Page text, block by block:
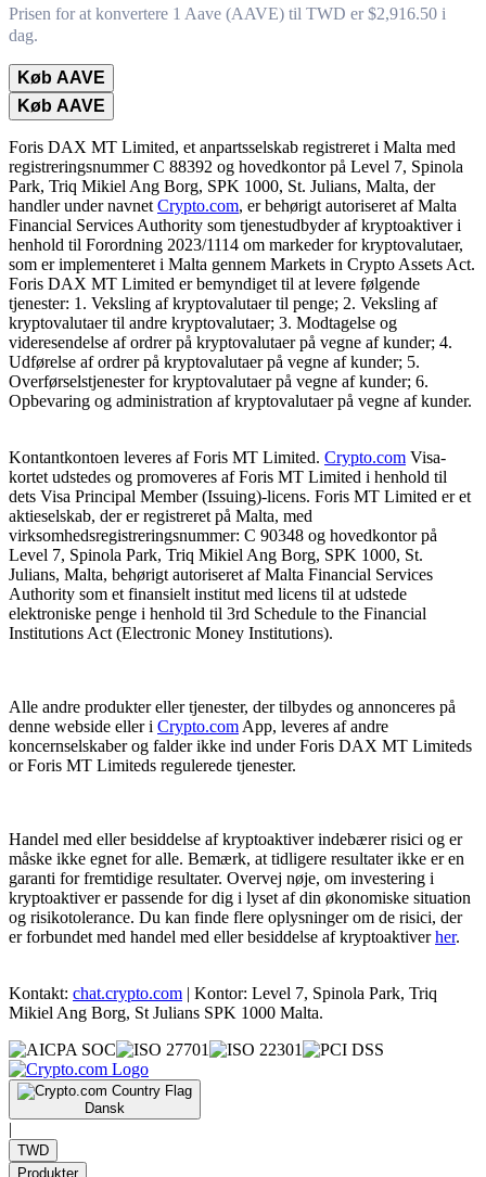
Prisen for at konvertere 1 Aave (AAVE) til TWD er $2,916.50 i
dag.
Køb AAVE
Køb AAVE
Foris DAX MT Limited, et anpartsselskab registreret i Malta med
registreringsnummer C 88392 og hovedkontor på Level 7, Spinola
Park, Triq Mikiel Ang Borg, SPK 1000, St. Julians, Malta, der
handler under navnet Crypto.com, er behørigt autoriseret af Malta
Financial Services Authority som tjenestudbyder af kryptoaktiver i
henhold til Forordning 2023/1114 om markeder for kryptovalutaer,
som er implementeret i Malta gennem Markets in Crypto Assets Act.
Foris DAX MT Limited er bemyndiget til at levere følgende
tjenester: 1. Veksling af kryptovalutaer til penge; 2. Veksling af
kryptovalutaer til andre kryptovalutaer; 3. Modtagelse og
videresendelse af ordrer på kryptovalutaer på vegne af kunder; 4.
Udførelse af ordrer på kryptovalutaer på vegne af kunder; 5.
Overførselstjenester for kryptovalutaer på vegne af kunder; 6.
Opbevaring og administration af kryptovalutaer på vegne af kunder.
Kontantkontoen leveres af Foris MT Limited. Crypto.com Visa-
kortet udstedes og promoveres af Foris MT Limited i henhold til
dets Visa Principal Member (Issuing)-licens. Foris MT Limited er et
aktieselskab, der er registreret på Malta, med
virksomhedsregistreringsnummer: C 90348 og hovedkontor på
Level 7, Spinola Park, Triq Mikiel Ang Borg, SPK 1000, St.
Julians, Malta, behørigt autoriseret af Malta Financial Services
Authority som et finansielt institut med licens til at udstede
elektroniske penge i henhold til 3rd Schedule to the Financial
Institutions Act (Electronic Money Institutions).
Alle andre produkter eller tjenester, der tilbydes og annonceres på
denne webside eller i Crypto.com App, leveres af andre
koncernselskaber og falder ikke ind under Foris DAX MT Limiteds
or Foris MT Limiteds regulerede tjenester.
Handel med eller besiddelse af kryptoaktiver indebærer risici og er
måske ikke egnet for alle. Bemærk, at tidligere resultater ikke er en
garanti for fremtidige resultater. Overvej nøje, om investering i
kryptoaktiver er passende for dig i lyset af din økonomiske situation
og risikotolerance. Du kan finde flere oplysninger om de risici, der
er forbundet med handel med eller besiddelse af kryptoaktiverher.
Kontakt: chat.crypto.com | Kontor: Level 7, Spinola Park, Triq
Mikiel Ang Borg, St Julians SPK 1000 Malta.
Dansk
|
TWD
Produkter